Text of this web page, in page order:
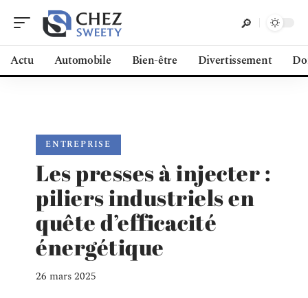
Actu Automobile Bien-être Divertissement
ENTREPRISE
Les presses à injecter :
piliers industriels en
quête d’efficacité
énergétique
26 mars 2025